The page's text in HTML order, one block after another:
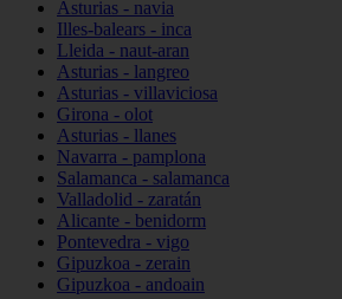
Asturias - navia
Illes-balears - inca
Lleida - naut-aran
Asturias - langreo
Asturias - villaviciosa
Girona - olot
Asturias - llanes
Navarra - pamplona
Salamanca - salamanca
Valladolid - zaratán
Alicante - benidorm
Pontevedra - vigo
Gipuzkoa - zerain
Gipuzkoa - andoain